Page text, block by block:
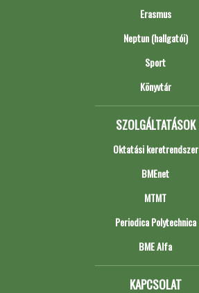
Erasmus
Neptun (hallgatói)
Sport
Könyvtár
SZOLGÁLTATÁSOK
Oktatási keretrendszer
BMEnet
MTMT
Periodica Polytechnica
BME Alfa
KAPCSOLAT